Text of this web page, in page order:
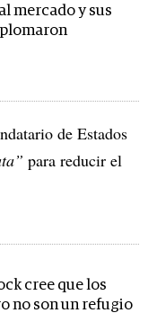
mercado y sus
de Estados
para reducir el
cree que los
no son un refugio